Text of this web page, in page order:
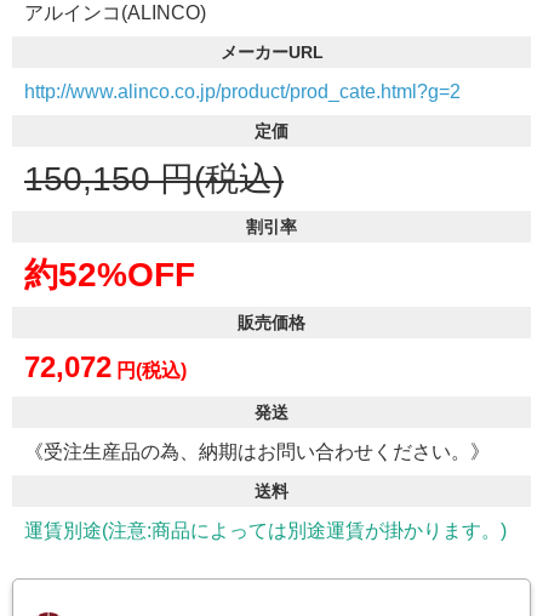
アルインコ(ALINCO)
メーカーURL
http://www.alinco.co.jp/product/prod_cate.html?g=2
定価
150,150 円(税込)
割引率
約52%OFF
販売価格
72,072 円(税込)
発送
《受注生産品の為、納期はお問い合わせください。》
送料
運賃別途(注意:商品によっては別途運賃が掛かります。)